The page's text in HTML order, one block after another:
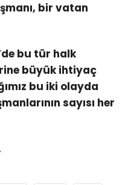
bir vatan
bu tür halk
büyük ihtiyaç
bu iki olayda
sayısı her